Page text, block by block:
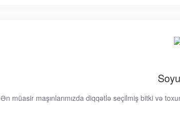
Ən müasir maşınlarımızda diqqətlə seçilmiş bitki və